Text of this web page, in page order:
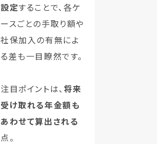
設定することで、各ケ
ースごとの手取り額や
社保加入の有無によ
る差も一目瞭然です。
注目ポイントは、 将来
受け取れる年金額も
あわせて算出される
点。